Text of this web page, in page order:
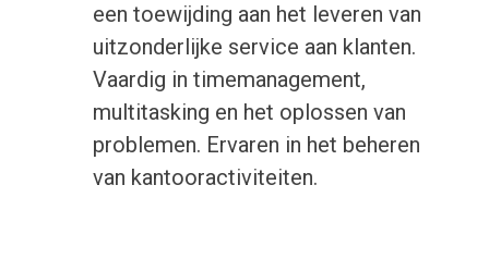
een toewijding aan het leveren van
uitzonderlijke service aan klanten.
Vaardig in timemanagement,
multitasking en het oplossen van
problemen. Ervaren in het beheren
van kantooractiviteiten.